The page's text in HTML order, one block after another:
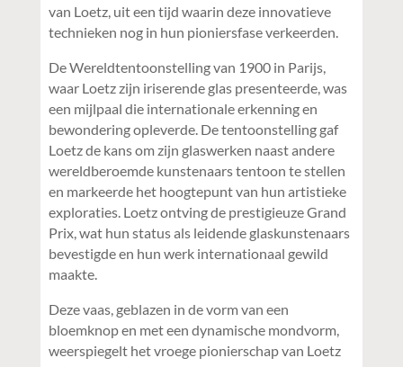
van Loetz, uit een tijd waarin deze innovatieve
technieken nog in hun pioniersfase verkeerden.
De Wereldtentoonstelling van 1900 in Parijs,
waar Loetz zijn iriserende glas presenteerde, was
een mijlpaal die internationale erkenning en
bewondering opleverde. De tentoonstelling gaf
Loetz de kans om zijn glaswerken naast andere
wereldberoemde kunstenaars tentoon te stellen
en markeerde het hoogtepunt van hun artistieke
exploraties. Loetz ontving de prestigieuze Grand
Prix, wat hun status als leidende glaskunstenaars
bevestigde en hun werk internationaal gewild
maakte.
Deze vaas, geblazen in de vorm van een
bloemknop en met een dynamische mondvorm,
weerspiegelt het vroege pionierschap van Loetz